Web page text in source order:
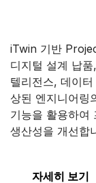
iTwin 기반
디지털 설계 납
텔리전스, 데이
상된 엔지니어링
기능을 활용하여
생산성을 개선합
자세히 보기